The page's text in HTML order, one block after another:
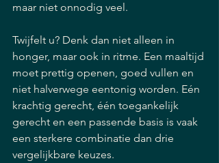
maar niet onnodig veel.
Twijfelt u? Denk dan niet alleen in
honger, maar ook in ritme. Een maaltijd
moet prettig openen, goed vullen en
niet halverwege eentonig worden. Eén
krachtig gerecht, één toegankelijk
gerecht en een passende basis is vaak
een sterkere combinatie dan drie
vergelijkbare keuzes.